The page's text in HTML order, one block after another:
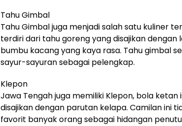
Tahu Gimbal
Tahu Gimbal juga menjadi salah satu kuliner
terdiri dari tahu goreng yang disajikan
bumbu kacang yang kaya rasa. Tahu gimbal
sayur-sayuran sebagai pelengkap.
Klepon
Jawa Tengah juga memiliki Klepon, bola
disajikan dengan parutan kelapa. Camilan ini
favorit banyak orang sebagai hidangan